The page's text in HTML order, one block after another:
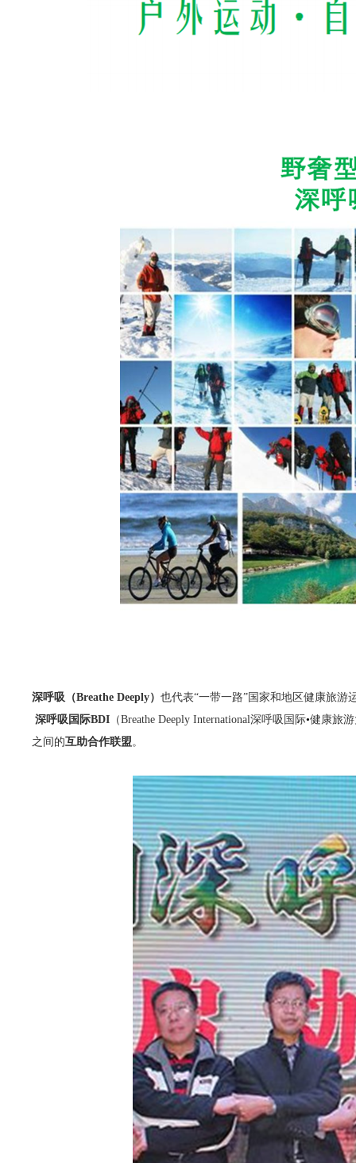
深呼吸（Breathe Deeply） 也代表“一带一路”国家和地区健康旅游
深呼吸国际BDI （Breathe Deeply International深呼吸国际•健康旅
之间的互助合作联盟。